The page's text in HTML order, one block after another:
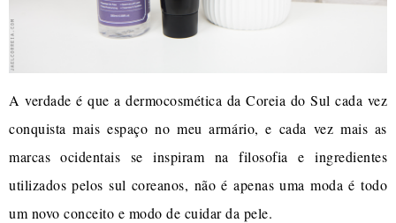
A verdade é que a dermocosmética da Coreia do Sul cada vez
conquista mais espaço no meu armário, e cada vez mais as
marcas ocidentais se inspiram na filosofia e ingredientes
utilizados pelos sul coreanos, não é apenas uma moda é todo
um novo conceito e modo de cuidar da pele.